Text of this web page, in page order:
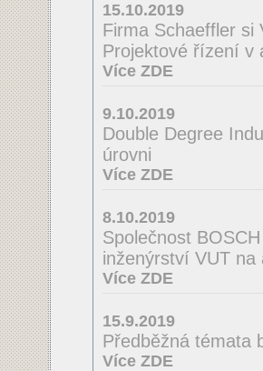
15.10.2019
Firma Schaeffler si
Projektové řízení v
Více ZDE
9.10.2019
Double Degree
úrovni
Více ZDE
8.10.2019
Společnost
inženýrství VUT na
Více ZDE
15.9.2019
Předběžná témata
Více ZDE